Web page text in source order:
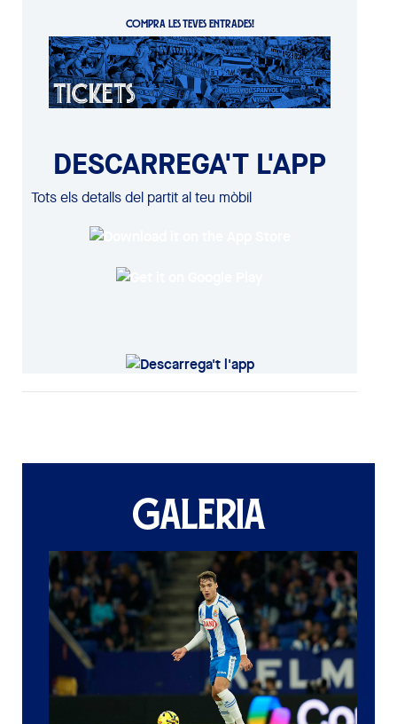
COMPRA LES TEVES ENTRADES!
DESCARREGA'T L'APP
Tots els detalls del partit al teu mòbil
GALERIA